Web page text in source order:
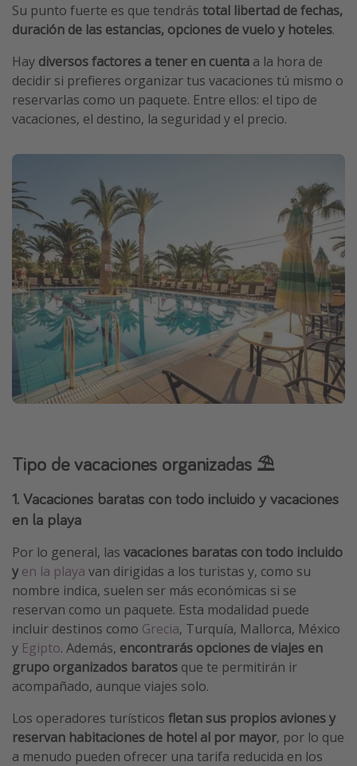
Su punto fuerte es que tendrás total libertad de fechas,
duración de las estancias, opciones de vuelo y hoteles.
Hay diversos factores a tener en cuenta a la hora de
decidir si prefieres organizar tus vacaciones tú mismo o
reservarlas como un paquete. Entre ellos: el tipo de
vacaciones, el destino, la seguridad y el precio.
Tipo de vacaciones organizadas ⛱️
1. Vacaciones baratas con todo incluido y vacaciones
en la playa
Por lo general, las vacaciones baratas con todo incluido
yen la playa van dirigidas a los turistas y, como su
nombre indica, suelen ser más económicas si se
reservan como un paquete. Esta modalidad puede
incluir destinos como Grecia, Turquía, Mallorca, México
y Egipto. Además, encontrarás opciones de viajes en
grupo organizados baratos que te permitirán ir
acompañado, aunque viajes solo.
Los operadores turísticos fletan sus propios aviones y
reservan habitaciones de hotel al por mayor, por lo que
a menudo pueden ofrecer una tarifa reducida en los